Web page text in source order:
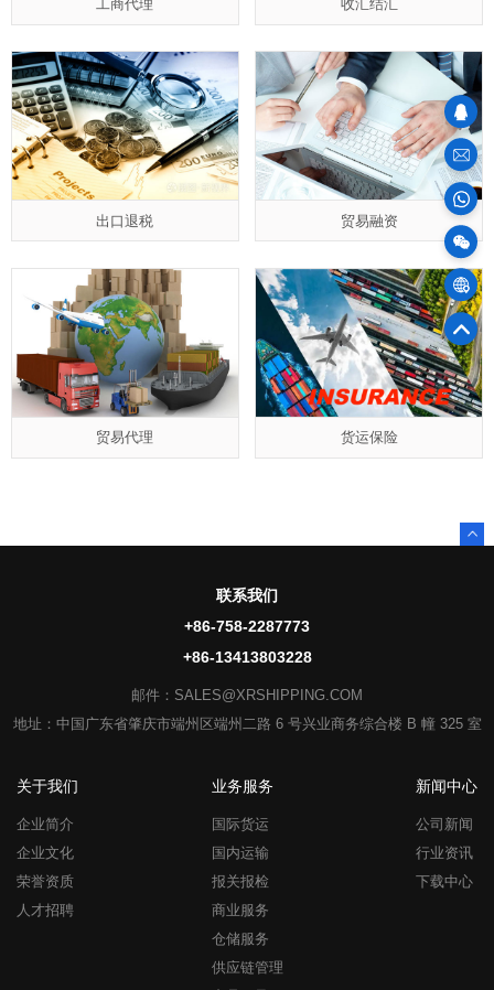
工商代理 收汇结汇
出口退税 贸易融资
贸易代理 货运保险
联系我们
+86-758-2287773
+86-13413803228
邮件：SALES@XRSHIPPING.COM
地址：中国广东省肇庆市端州区端州二路 6 号兴业商务综合楼 B 幢 325 室
关于我们
企业简介
企业文化
荣誉资质
人才招聘
业务服务
国际货运
国内运输
报关报检
商业服务
仓储服务
供应链管理
新闻中心
公司新闻
行业资讯
下载中心